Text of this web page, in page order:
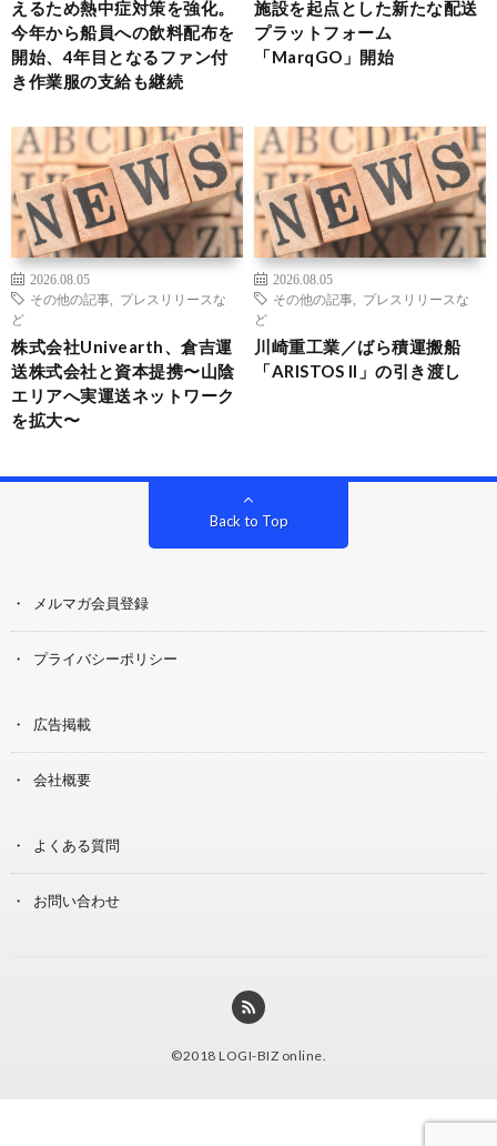
えるため熱中症対策を強化。
今年から船員への飲料配布を
開始、4年目となるファン付
き作業服の支給も継続
施設を起点とした新たな配送
プラットフォーム
「MarqGO」開始
2026.08.05
その他の記事
プレスリリースな
ど
株式会社Univearth、倉吉運
送株式会社と資本提携〜山陰
エリアへ実運送ネットワーク
を拡大〜
2026.08.05
その他の記事
プレスリリースな
ど
川崎重工業／ばら積運搬船
「ARISTOS II」の引き渡し
Back to Top
メルマガ会員登録
プライバシーポリシー
広告掲載
会社概要
よくある質問
お問い合わせ
©2018 LOGI-BIZ online